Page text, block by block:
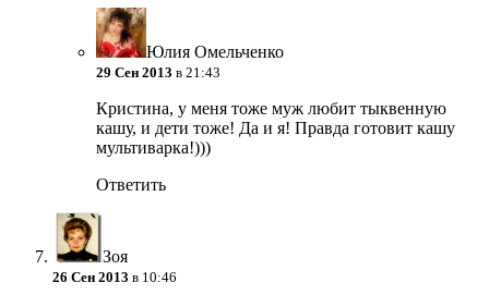
Юлия Омельченко
29 Сен 2013 в 21:43
Кристина, у меня тоже муж любит тыквенную
кашу, и дети тоже! Да и я! Правда готовит кашу
мультиварка!)))
Ответить
Зоя
26 Сен 2013 в 10:46